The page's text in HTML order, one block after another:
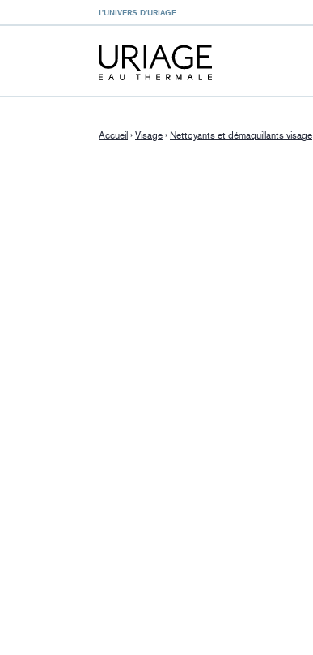
L’UNIVERS D’URIAGE
Accueil › Visage › Nettoyants et démaquillants visage